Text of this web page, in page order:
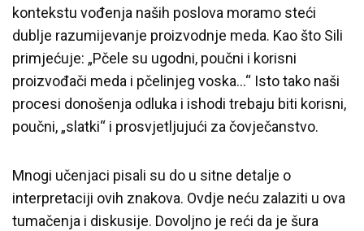
kontekstu vođenja naših poslova moramo steći
dublje razumijevanje proizvodnje meda. Kao što Sili
primjećuje: „Pčele su ugodni, poučni i korisni
proizvođači meda i pčelinjeg voska…“ Isto tako naši
procesi donošenja odluka i ishodi trebaju biti korisni,
poučni, „slatki“ i prosvjetljujući za čovječanstvo.
Mnogi učenjaci pisali su do u sitne detalje o
interpretaciji ovih znakova. Ovdje neću zalaziti u ova
tumačenja i diskusije. Dovoljno je reći da je šura